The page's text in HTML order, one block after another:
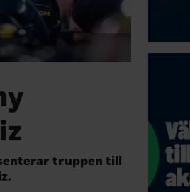
truppen till